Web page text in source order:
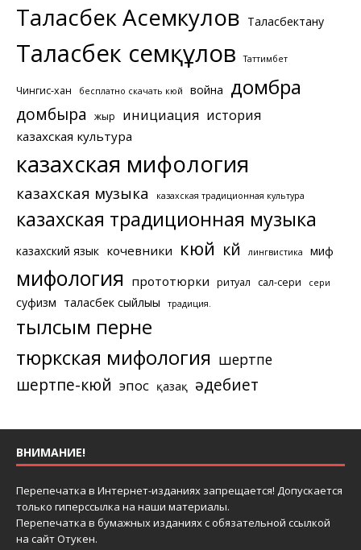
Таласбек Асемкулов Таласбектану
Таласбек Әсемқұлов Таттимбет
Чингис-хан бесплатно скачать кюй война домбра
домбыра жыр инициация история
казахская культура
казахская мифология
казахская музыка казахская традиционная культура
казахская традиционная музыка
казахский язык кочевники кюй күй лингвистика миф
мифология прототюрки ритуал сал-сери сери
суфизм таласбек сыйлығы традиция.
тылсым перне
тюркская мифология шертпе
шертпе-кюй эпос қазақ әдебиет
ВНИМАНИЕ!
Перепечатка в Интернет-изданиях запрещается! Допускается
только гиперссылка на наши материалы.
Перепечатка в бумажных изданиях с обязательной ссылкой
на сайт Отукен.